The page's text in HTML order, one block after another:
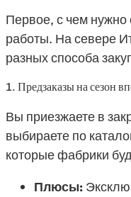
Первое, с чем
работы. На севере
разных способа
1. Предзаказы на сезон
Вы приезжаете в
выбираете по
которые фабрики
Плюсы: